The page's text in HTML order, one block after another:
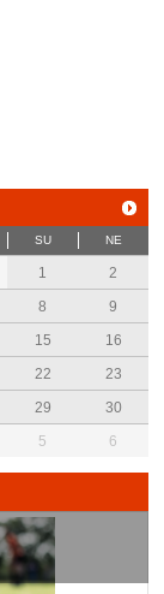
SU NE
1
2
8
9
15
16
22
23
29
30
5 6